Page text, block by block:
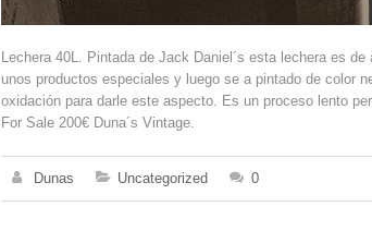
Lechera 40L. Pintada de Jack Daniel´s esta lechera es
unos productos especiales y luego se a pintado de color
oxidación para darle este aspecto. Es un proceso lento
For Sale 200€ Duna´s Vintage.
Dunas Uncategorized 0